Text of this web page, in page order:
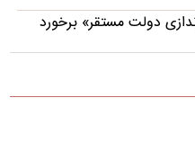
دولت مستقر» برخورد
بازی نکنید